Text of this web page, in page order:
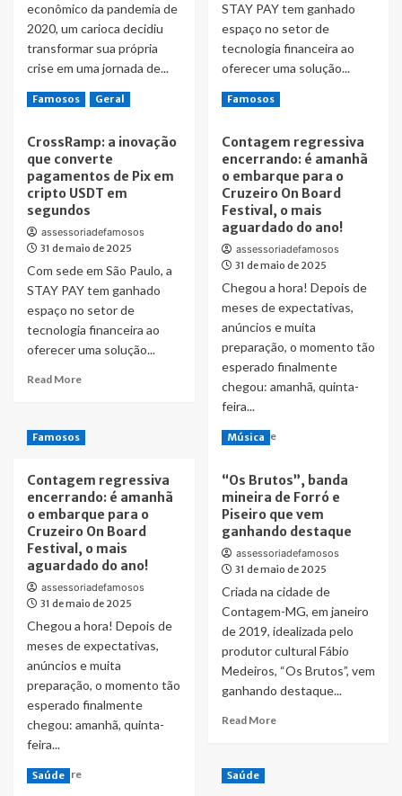
Cruzeiro
On
Board
Festival,
mais
do
ano!
econômico da pandemia de
2020, um carioca decidiu
transformar sua própria
crise em uma jornada de...
Read MoreRead
De
Aluno
a
Mentor:
Como
Henrique
Trader
Criou
um
Império
com
Mais
de
STAY PAY tem ganhado
espaço no setor de
tecnologia financeira ao
oferecer uma solução...
Read MoreRead
CrossRamp:
a
inovação
que
converte
pagamentos
de
Pix
em
USDT
em
segundos
Famosos Geral
CrossRamp: a inovação
que converte
pagamentos de Pix em
cripto USDT em
segundos
assessoriadefamosos
31 de maio de 2025
Com sede em São Paulo, a
STAY PAY tem ganhado
espaço no setor de
tecnologia financeira ao
oferecer uma solução...
Read MoreRead
CrossRamp:
a
que
converte
pagamentos
de
Pix
em
cripto
USDT
segundos
Famosos
Contagem regressiva
encerrando: é amanhã
o embarque para o
Cruzeiro On Board
Festival, o mais
aguardado do ano!
assessoriadefamosos
31 de maio de 2025
Chegou a hora! Depois de
meses de expectativas,
anúncios e muita
preparação, o momento tão
esperado finalmente
chegou: amanhã, quinta-
feira...
Read MoreRead
Contagem
regressiva
encerrando:
é
amanhã
o
embarque
para
Cruzeiro
On
Board
Festival,
mais
Famosos
Contagem regressiva
encerrando: é amanhã
o embarque para o
Cruzeiro On Board
Festival, o mais
aguardado do ano!
assessoriadefamosos
31 de maio de 2025
Chegou a hora! Depois de
meses de expectativas,
anúncios e muita
preparação, o momento tão
esperado finalmente
chegou: amanhã, quinta-
feira...
Read MoreRead
Música
“Os Brutos”, banda
mineira de Forró e
Piseiro que vem
ganhando destaque
assessoriadefamosos
31 de maio de 2025
Criada na cidade de
Contagem-MG, em janeiro
de 2019, idealizada pelo
produtor cultural Fábio
Medeiros, “Os Brutos”, vem
ganhando destaque...
Read MoreRead
Saúde Saúde